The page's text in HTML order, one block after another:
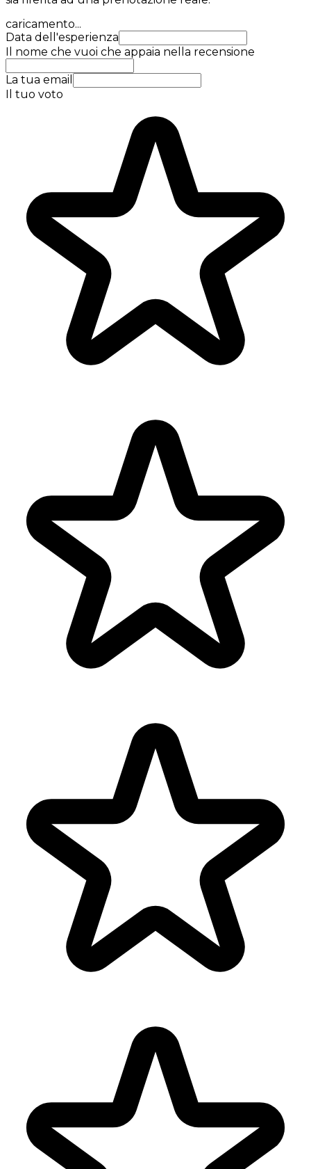
caricamento...
Data dell'esperienza
Il nome che vuoi che appaia nella recensione
La tua email
Il tuo voto